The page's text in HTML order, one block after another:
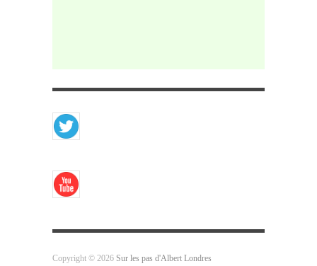
Copyright © 2026 Sur les pas d'Albert Londres